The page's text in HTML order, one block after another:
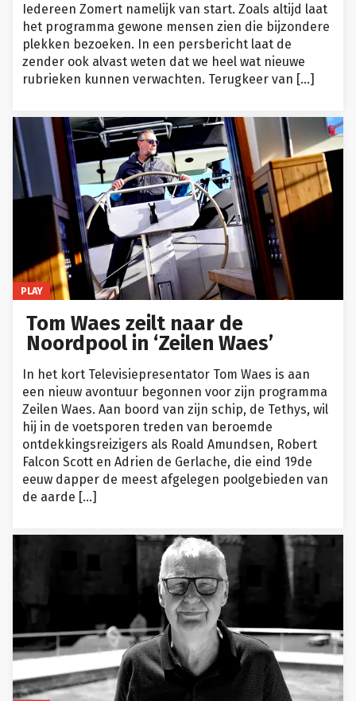
Iedereen Zomert namelijk van start. Zoals altijd laat
het programma gewone mensen zien die bijzondere
plekken bezoeken. In een persbericht laat de
zender ook alvast weten dat we heel wat nieuwe
rubrieken kunnen verwachten. Terugkeer van […]
PLAY
Tom Waes zeilt naar de
Noordpool in ‘Zeilen Waes’
In het kort Televisiepresentator Tom Waes is aan
een nieuw avontuur begonnen voor zijn programma
Zeilen Waes. Aan boord van zijn schip, de Tethys, wil
hij in de voetsporen treden van beroemde
ontdekkingsreizigers als Roald Amundsen, Robert
Falcon Scott en Adrien de Gerlache, die eind 19de
eeuw dapper de meest afgelegen poolgebieden van
de aarde […]